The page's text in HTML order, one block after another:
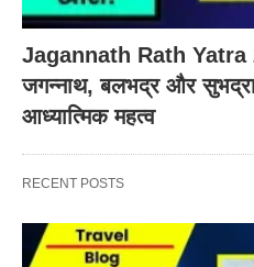
Jagannath Rath Yatra
जगन्नाथ, बलभद्र और
आध्यात्मिक महत्व
RECENT POSTS